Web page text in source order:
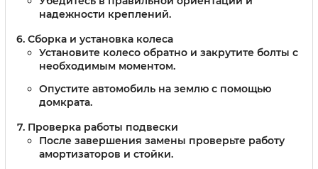
надежности креплений.
Сборка и установка колеса
Установите колесо обратно и закрутите болты с
необходимым моментом.
Опустите автомобиль на землю с помощью
домкрата.
Проверка работы подвески
После завершения замены проверьте работу
амортизаторов и стойки.